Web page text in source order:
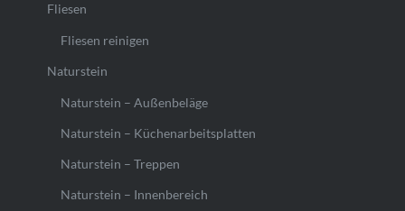
Fliesen
Fliesen reinigen
Naturstein
Naturstein – Außenbeläge
Naturstein – Küchenarbeitsplatten
Naturstein – Treppen
Naturstein – Innenbereich